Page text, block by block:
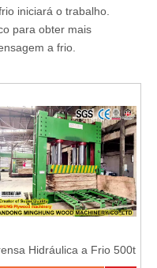
iniciará o trabalho.
para obter mais
a frio.
Hidráulica a Frio 500t